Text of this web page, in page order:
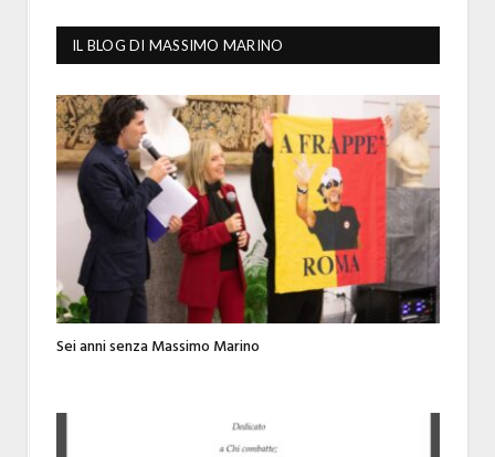
IL BLOG DI MASSIMO MARINO
Sei anni senza Massimo Marino